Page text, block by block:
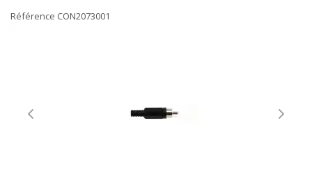
Référence CON2073001
Previous Next